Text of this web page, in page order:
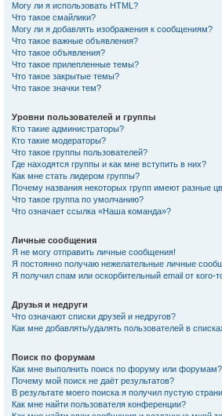
Могу ли я использовать HTML?
Что такое смайлики?
Могу ли я добавлять изображения к сообщениям?
Что такое важные объявления?
Что такое объявления?
Что такое прилепленные темы?
Что такое закрытые темы?
Что такое значки тем?
Уровни пользователей и группы
Кто такие администраторы?
Кто такие модераторы?
Что такое группы пользователей?
Где находятся группы и как мне вступить в них?
Как мне стать лидером группы?
Почему названия некоторых групп имеют разные
Что такое группа по умолчанию?
Что означает ссылка «Наша команда»?
Личные сообщения
Я не могу отправить личные сообщения!
Я постоянно получаю нежелательные личные
Я получил спам или оскорбительный email от кого-
Друзья и недруги
Что означают списки друзей и недругов?
Как мне добавлять/удалять пользователей в
Поиск по форумам
Как мне выполнить поиск по форуму или форумам?
Почему мой поиск не даёт результатов?
В результате моего поиска я получил пустую
Как мне найти пользователя конференции?